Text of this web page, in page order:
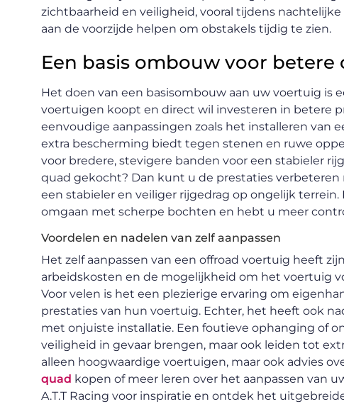
zichtbaarheid en veiligheid, vooral tijdens
aan de voorzijde helpen om obstakels tijdig te zien.
Een basis ombouw voor
Het doen van een basisombouw aan uw voertuig is
voertuigen koopt en direct wil investeren in betere
eenvoudige aanpassingen zoals het installeren van
extra bescherming biedt tegen stenen en ruwe
voor bredere, stevigere banden voor een stabieler
quad gekocht? Dan kunt u de prestaties verbeteren
een stabieler en veiliger rijgedrag op ongelijk
omgaan met scherpe bochten en hebt u meer
Voordelen en nadelen van zelf aanpassen
Het zelf aanpassen van een offroad voertuig heeft
arbeidskosten en de mogelijkheid om het voertuig
Voor velen is het een plezierige ervaring om
prestaties van hun voertuig. Echter, het heeft ook
met onjuiste installatie. Een foutieve ophanging of
veiligheid in gevaar brengen, maar ook leiden tot
alleen hoogwaardige voertuigen, maar ook advies
quad kopen of meer leren over het aanpassen van
A.T.T Racing voor inspiratie en ontdek het